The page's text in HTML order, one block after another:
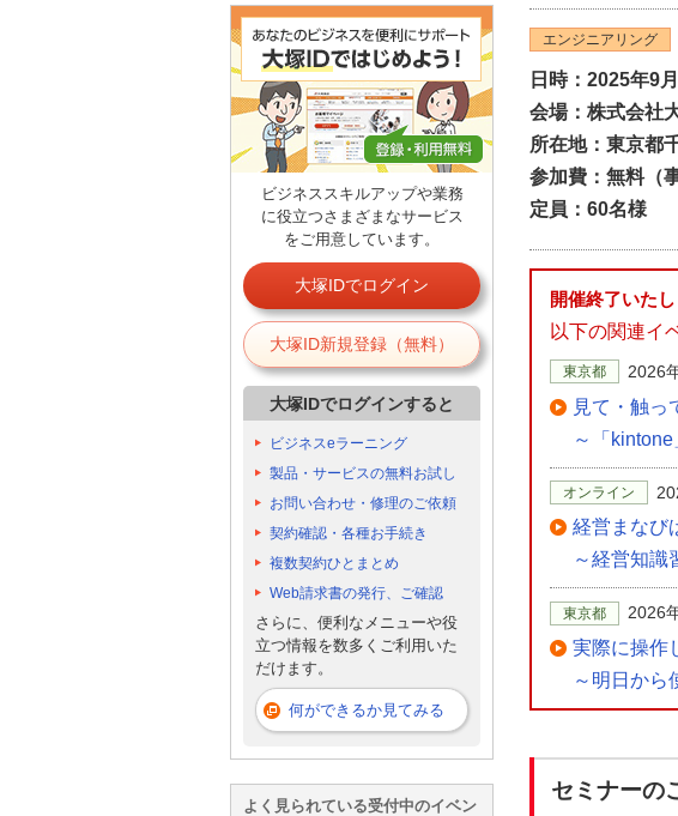
エンジニアリング
日時：2025年9
会場：株式会
所在地：東京都
参加費：無料（
定員：60名様
開催終了いたし
以下の関連イ
東京都 2026
見て・触っ
～「
オンライン
経営まな
～経営知識
東京都 2026
実際に操作
～明日から
セミナーの
ビジネススキルアップや業務
に役立つさまざまなサービス
をご用意しています。
大塚IDでログイン
大塚ID新規登録（無料）
大塚IDでログインすると
ビジネスeラーニング
製品・サービスの無料お試し
お問い合わせ・修理のご依頼
契約確認・各種お手続き
複数契約ひとまとめ
Web請求書の発行、ご確認
さらに、便利なメニューや役
立つ情報を数多くご利用いた
だけます。
何ができるか見てみる
よく見られている受付中のイベン